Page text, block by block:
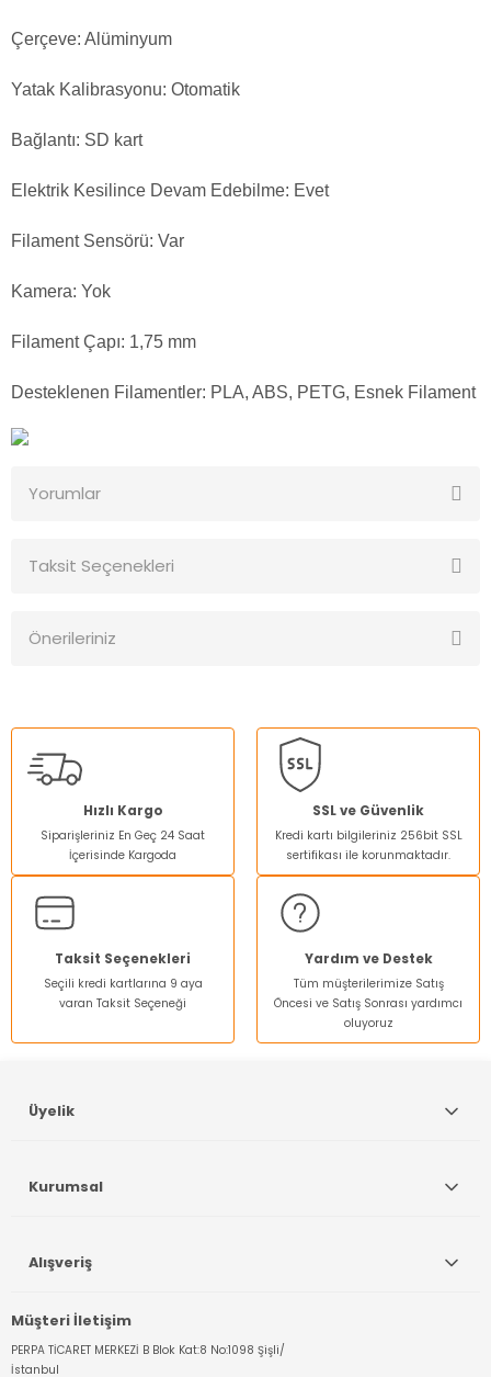
Çerçeve: Alüminyum
Yatak Kalibrasyonu: Otomatik
Bağlantı: SD kart
Elektrik Kesilince Devam Edebilme: Evet
Filament Sensörü: Var
Kamera: Yok
Filament Çapı: 1,75 mm
Desteklenen Filamentler: PLA, ABS, PETG, Esnek Filament
Yorumlar
Taksit Seçenekleri
Önerileriniz
kullanarak tarafımıza iletebilirsiniz.
Görüş ve önerileriniz için teşekkür ederiz.
Ürün resmi kalitesiz, bozuk veya görüntülenemiyor.
Ürün açıklamasında eksik bilgiler bulunuyor.
Ürün bilgilerinde hatalar bulunuyor.
Ürün fiyatı diğer sitelerden daha pahalı.
Bu ürüne benzer farklı alternatifler olmalı.
Hızlı Kargo
Siparişleriniz En Geç 24 Saat
İçerisinde Kargoda
SSL ve Güvenlik
Kredi kartı bilgileriniz 256bit SSL
sertifikası ile korunmaktadır.
Taksit Seçenekleri
Seçili kredi kartlarına 9 aya
varan Taksit Seçeneği
Yardım ve Destek
Tüm müşterilerimize Satış
Öncesi ve Satış Sonrası yardımcı
oluyoruz
Müşteri İletişim
PERPA TİCARET MERKEZİ B Blok Kat:8 No:1098 Şişli/
İstanbul
Üyelik
Kurumsal
Alışveriş